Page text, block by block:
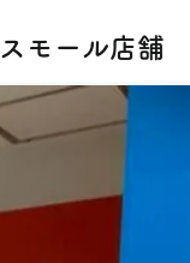
モール店舗